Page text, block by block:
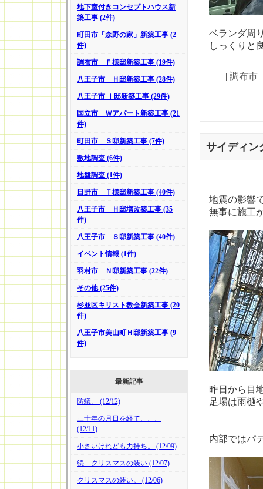
地下室付きコンセプトハウス新
築工事 (2件)
町田市「森野の家」新築工事 (2
件)
調布市 Ｆ様邸新築工事 (19件)
八王子市 Ｈ邸新築工事 (28件)
八王子市 Ｉ邸新築工事 (29件)
国立市 Ｗアパート新築工事 (21
件)
町田市 Ｓ邸新築工事 (7件)
敷地調査 (6件)
地盤調査 (1件)
日野市 Ｔ様邸新築工事 (40件)
八王子市 Ｈ邸増改築工事 (35
件)
八王子市 Ｓ邸新築工事 (40件)
イベント情報 (1件)
羽村市 Ｎ邸新築工事 (22件)
その他 (25件)
杉並区キリスト教会新築工事 (20
件)
八王子市美山町Ｈ邸新築工事 (9
件)
最新記事
防蟻。 (12/12)
三十年の月日を経て、、、
(12/11)
小さいけれども力持ち。 (12/09)
続 クリスマスの装い (12/07)
クリスマスの装い。 (12/06)
ベランダ周
しっくりと
| 調布市
サイディン
地震の影響
無事に施工
昨日から目
足場は雨樋
内部ではパ